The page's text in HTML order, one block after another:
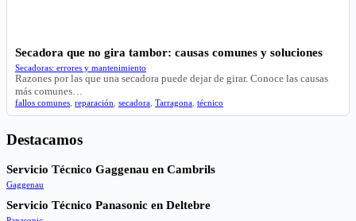
Secadora que no gira tambor: causas comunes y soluciones
Secadoras: errores y mantenimiento
Razones por las que una secadora puede dejar de girar. Conoce las causas
más comunes…
fallos comunes reparación secadora Tarragona técnico
Destacamos
Servicio Técnico Gaggenau en Cambrils
Gaggenau
Servicio Técnico Panasonic en Deltebre